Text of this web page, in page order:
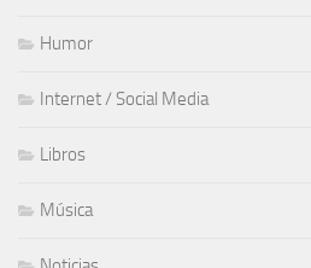
Humor
Internet / Social Media
Libros
Música